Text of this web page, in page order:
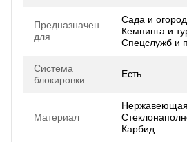
Предназначен
для
Сада и
Кемпинга и
Спецслужб и
Система
блокировки
Есть
Материал
Нержавеющая
Карбид